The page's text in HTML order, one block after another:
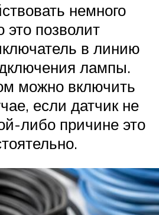
немного
это позволит
в линию
лампы.
можно включить
если датчик не
либо причине это